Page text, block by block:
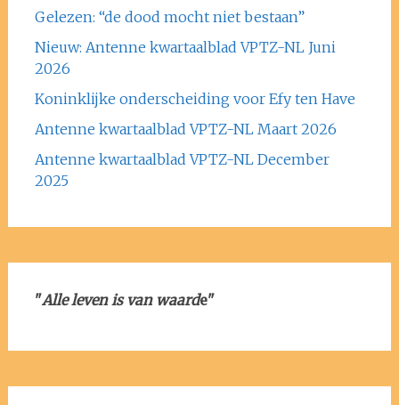
Gelezen: “de dood mocht niet bestaan”
Nieuw: Antenne kwartaalblad VPTZ-NL Juni
2026
Koninklijke onderscheiding voor Efy ten Have
Antenne kwartaalblad VPTZ-NL Maart 2026
Antenne kwartaalblad VPTZ-NL December
2025
"Alle leven is van waarde"